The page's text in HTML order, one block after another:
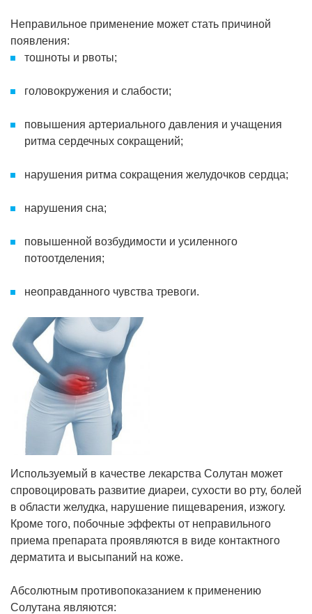
Неправильное применение может стать причиной
появления:
тошноты и рвоты;
головокружения и слабости;
повышения артериального давления и учащения
ритма сердечных сокращений;
нарушения ритма сокращения желудочков сердца;
нарушения сна;
повышенной возбудимости и усиленного
потоотделения;
неоправданного чувства тревоги.
Используемый в качестве лекарства Солутан может
спровоцировать развитие диареи, сухости во рту, болей
в области желудка, нарушение пищеварения, изжогу.
Кроме того, побочные эффекты от неправильного
приема препарата проявляются в виде контактного
дерматита и высыпаний на коже.
Абсолютным противопоказанием к применению
Солутана являются: